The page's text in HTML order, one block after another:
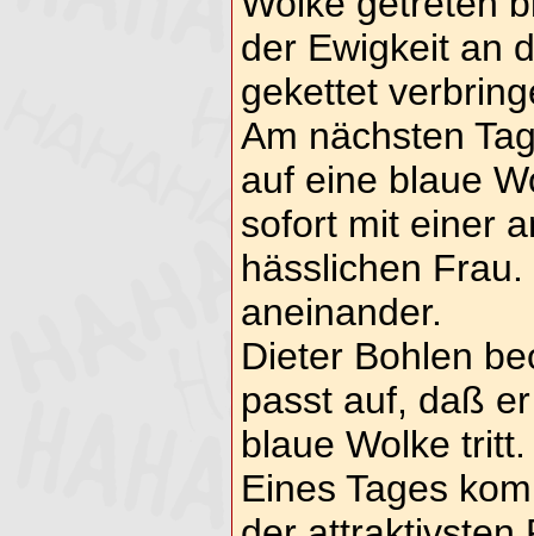
der Ewigkeit an
gekettet
Am nächsten
auf eine blaue
sofort mit einer
hässlichen
aneinander.
Dieter Bohlen
passt auf, daß
blaue Wolke tritt.
Eines Tages